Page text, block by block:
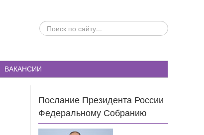
ПОИСК
ПО
ВАКАНСИИ
Послание Президента России
Федеральному Собранию